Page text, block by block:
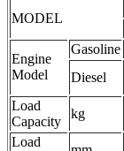
MODEL
Engine
Model
Gasoline
Diesel
Load
Capacity
kg
Load